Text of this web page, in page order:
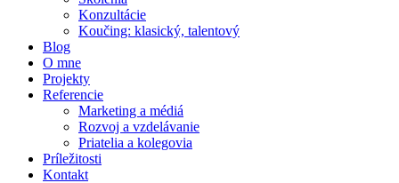
Konzultácie
Koučing: klasický, talentový
Blog
O mne
Projekty
Referencie
Marketing a médiá
Rozvoj a vzdelávanie
Priatelia a kolegovia
Príležitosti
Kontakt